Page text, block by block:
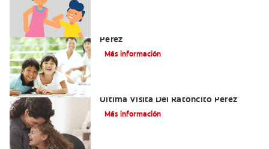
Pérez
Más información
Última Visita Del Ratoncito Pérez
Más información